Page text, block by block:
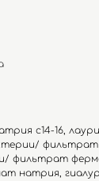
с14-16,
фильтрат
натрия,